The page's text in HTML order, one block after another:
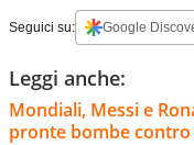
Seguici su: Google
Leggi anche:
Mondiali, Messi e
pronte bombe contro